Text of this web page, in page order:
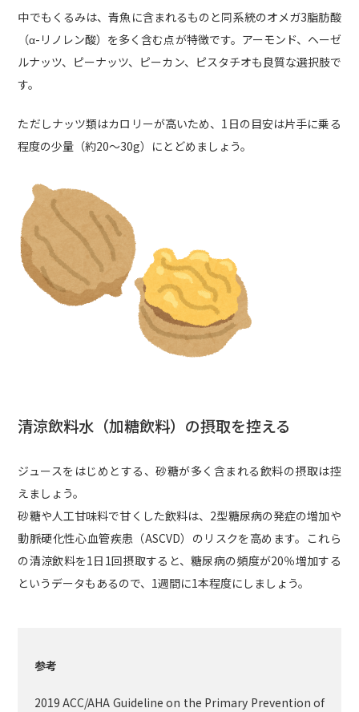
中でもくるみは、青魚に含まれるものと同系統のオメガ3脂肪酸
（α-リノレン酸）を多く含む点が特徴です。アーモンド、ヘーゼ
ルナッツ、ピーナッツ、ピーカン、ピスタチオも良質な選択肢で
す。
ただしナッツ類はカロリーが高いため、1日の目安は片手に乗る
程度の少量（約20〜30g）にとどめましょう。
清涼飲料水（加糖飲料）の摂取を控える
ジュースをはじめとする、砂糖が多く含まれる飲料の摂取は控
えましょう。
砂糖や人工甘味料で甘くした飲料は、2型糖尿病の発症の増加や
動脈硬化性心血管疾患（ASCVD）のリスクを高めます。これら
の清涼飲料を1日1回摂取すると、糖尿病の頻度が20％増加する
というデータもあるので、1週間に1本程度にしましょう。
参考
2019 ACC/AHA Guideline on the Primary Prevention of